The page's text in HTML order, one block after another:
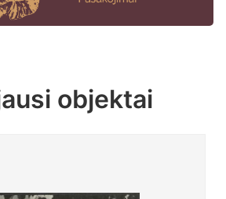
objektai